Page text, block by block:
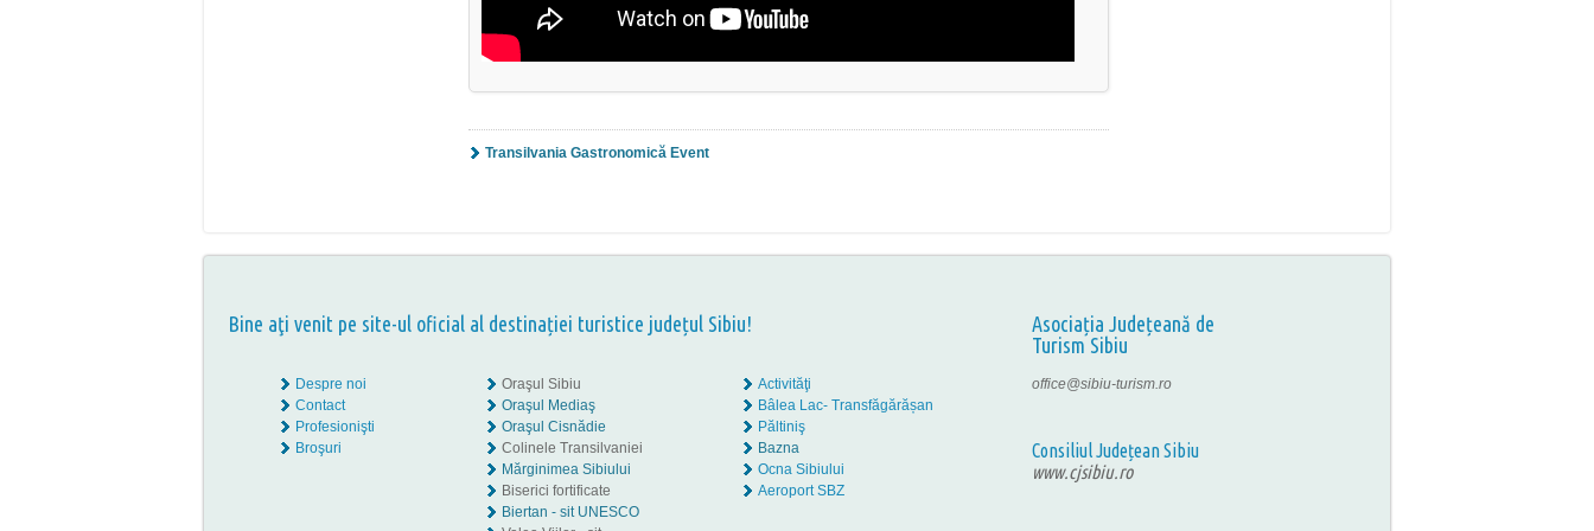
Transilvania Gastronomică Event
Bine aţi venit pe site-ul oficial al destinației turistice județul Sibiu!
Asociația Județeană de
Turism Sibiu
Despre noi
Contact
Profesionişti
Broşuri
Oraşul Sibiu
Oraşul Mediaş
Oraşul Cisnădie
Colinele Transilvaniei
Mărginimea Sibiului
Biserici fortificate
Biertan - sit UNESCO
Activităţi
Bâlea Lac- Transfăgărășan
Păltiniş
Bazna
Ocna Sibiului
Aeroport SBZ
office@sibiu-turism.ro
Consiliul Județean Sibiu
www.cjsibiu.ro